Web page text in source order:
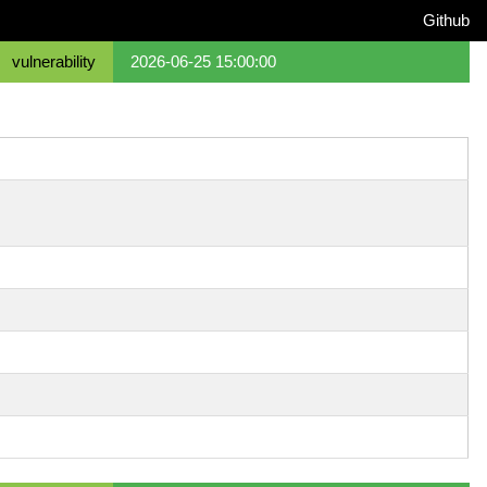
Github
vulnerability 2026-06-25 15:00:00